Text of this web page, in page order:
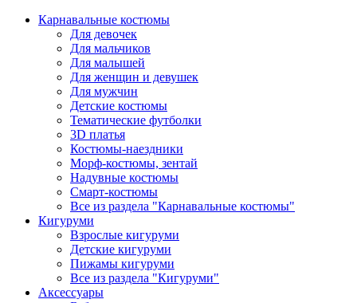
Карнавальные костюмы
Для девочек
Для мальчиков
Для малышей
Для женщин и девушек
Для мужчин
Детские костюмы
Тематические футболки
3D платья
Костюмы-наездники
Морф-костюмы, зентай
Надувные костюмы
Смарт-костюмы
Все из раздела "Карнавальные костюмы"
Кигуруми
Взрослые кигуруми
Детские кигуруми
Пижамы кигуруми
Все из раздела "Кигуруми"
Аксессуары